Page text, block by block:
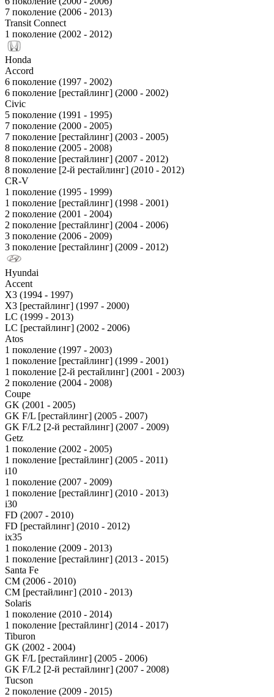
7 поколение (2006 - 2013)
Transit Connect
1 поколение (2002 - 2012)
Honda
Accord
6 поколение (1997 - 2002)
6 поколение [рестайлинг] (2000 - 2002)
Civic
5 поколение (1991 - 1995)
7 поколение (2000 - 2005)
7 поколение [рестайлинг] (2003 - 2005)
8 поколение (2005 - 2008)
8 поколение [рестайлинг] (2007 - 2012)
8 поколение [2-й рестайлинг] (2010 - 2012)
CR-V
1 поколение (1995 - 1999)
1 поколение [рестайлинг] (1998 - 2001)
2 поколение (2001 - 2004)
2 поколение [рестайлинг] (2004 - 2006)
3 поколение (2006 - 2009)
3 поколение [рестайлинг] (2009 - 2012)
Hyundai
Accent
X3 (1994 - 1997)
X3 [рестайлинг] (1997 - 2000)
LC (1999 - 2013)
LC [рестайлинг] (2002 - 2006)
Atos
1 поколение (1997 - 2003)
1 поколение [рестайлинг] (1999 - 2001)
1 поколение [2-й рестайлинг] (2001 - 2003)
2 поколение (2004 - 2008)
Coupe
GK (2001 - 2005)
GK F/L [рестайлинг] (2005 - 2007)
GK F/L2 [2-й рестайлинг] (2007 - 2009)
Getz
1 поколение (2002 - 2005)
1 поколение [рестайлинг] (2005 - 2011)
i10
1 поколение (2007 - 2009)
1 поколение [рестайлинг] (2010 - 2013)
i30
FD (2007 - 2010)
FD [рестайлинг] (2010 - 2012)
ix35
1 поколение (2009 - 2013)
1 поколение [рестайлинг] (2013 - 2015)
Santa Fe
CM (2006 - 2010)
CM [рестайлинг] (2010 - 2013)
Solaris
1 поколение (2010 - 2014)
1 поколение [рестайлинг] (2014 - 2017)
Tiburon
GK (2002 - 2004)
GK F/L [рестайлинг] (2005 - 2006)
GK F/L2 [2-й рестайлинг] (2007 - 2008)
Tucson
2 поколение (2009 - 2015)